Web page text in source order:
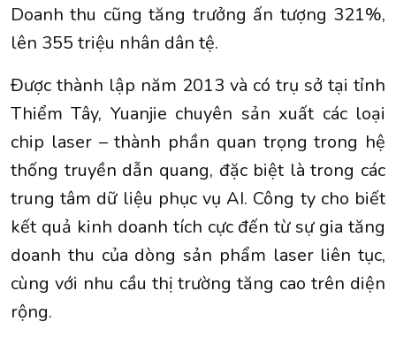
Doanh thu cũng tăng trưởng ấn tượng 321%,
lên 355 triệu nhân dân tệ.
Được thành lập năm 2013 và có trụ sở tại tỉnh
Thiểm Tây, Yuanjie chuyên sản xuất các loại
chip laser – thành phần quan trọng trong hệ
thống truyền dẫn quang, đặc biệt là trong các
trung tâm dữ liệu phục vụ AI. Công ty cho biết
kết quả kinh doanh tích cực đến từ sự gia tăng
doanh thu của dòng sản phẩm laser liên tục,
cùng với nhu cầu thị trường tăng cao trên diện
rộng.